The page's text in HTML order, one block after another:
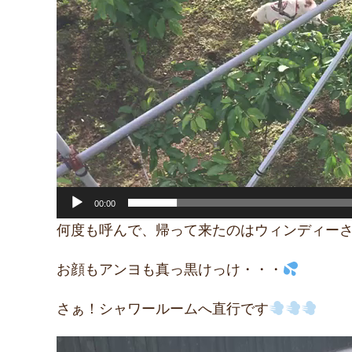
00:00
何度も呼んで、帰って来たのはウィンディー
お顔もアンヨも真っ黒けっけ・・・
さぁ！シャワールームへ直行です